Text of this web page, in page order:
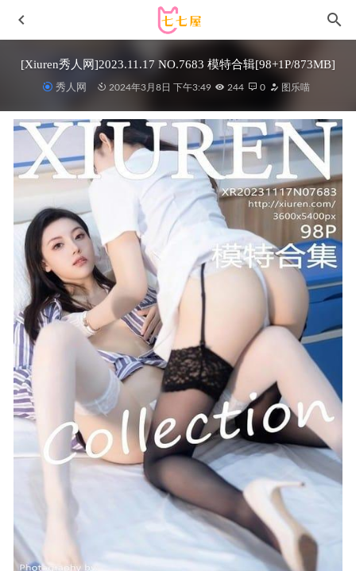
[Xiuren秀人网]2023.11.17 NO.7683 模特合辑[98+1P/873MB]
秀人网 2024年3月8日 下午3:49 244 0 图乐喵
[IMISS爱蜜社]2021.11.17 VOL.643 模特合集[44+1P／
533MB] 2023-01-09
[Xiuren秀人网]2023.10.10 NO.7484 甜妮[66+1P/534MB]
2024-03-22
程程程 – 写真图片合集【持续更新中】
2024-10-01
Bambi(밤비) – NO.94 [BlueCake] Dive Into You (Princess
Connect! Re_Dive)[89P-817MB] 2022-08-26
[Xiuren秀人网]2024.08.27 NO.9074 梦心玥[91+1P/687MB]
2024-12-30